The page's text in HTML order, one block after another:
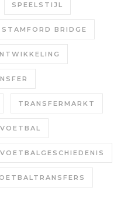
SPEELSTIJL
STAMFORD BRIDGE
TRANSFERMARKT
VOETBAL
VOETBALGESCHIEDENIS